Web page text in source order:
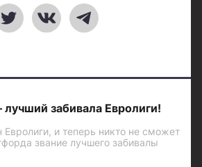
забивала Евролиги!
Евролиги, и теперь никто не сможет
звание лучшего забивалы